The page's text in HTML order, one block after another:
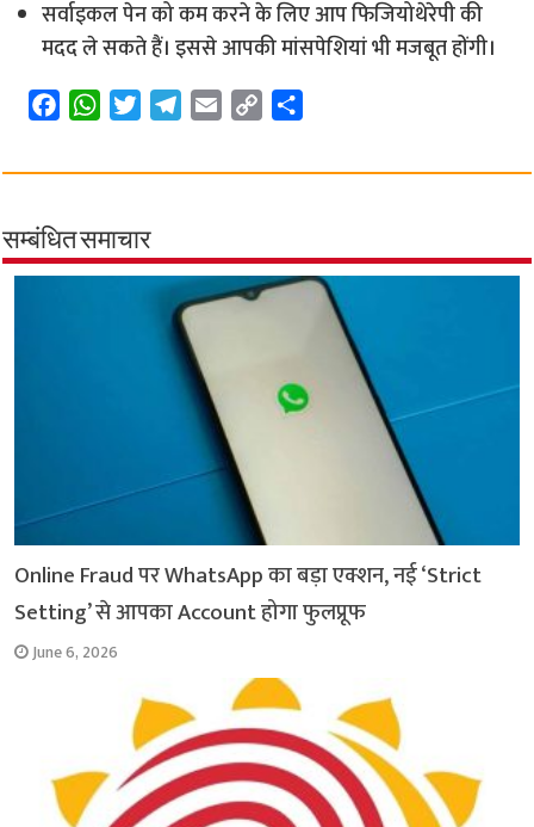
सर्वाइकल पेन को कम करने के लिए आप फिजियोथेरेपी की
मदद ले सकते हैं। इससे आपकी मांसपेशियां भी मजबूत होंगी।
c
b
o
W
a
s
A
i
t
e
l
r
a
m
a
p
i
n
a
सम्बंधित समाचार
Online Fraud पर WhatsApp का बड़ा एक्शन, नई ‘Strict
Setting’ से आपका Account होगा फुलप्रूफ
June 6, 2026